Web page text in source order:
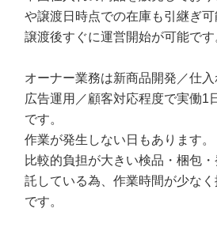
や譲渡日時点での在庫も引継ぎ可
譲渡後すぐに運営開始が可能です
オーナー業務は新商品開発／仕
広告運用／顧客対応程度で実働1
です。
作業が発生しない日もあります。
比較的負担が大きい検品・梱包
託している為、作業時間が少な
です。